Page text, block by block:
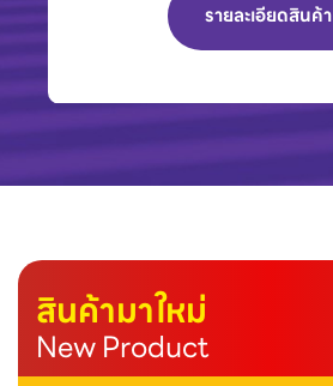
รายละเอียดสินค้า
สินค้ามาใหม่
New Product